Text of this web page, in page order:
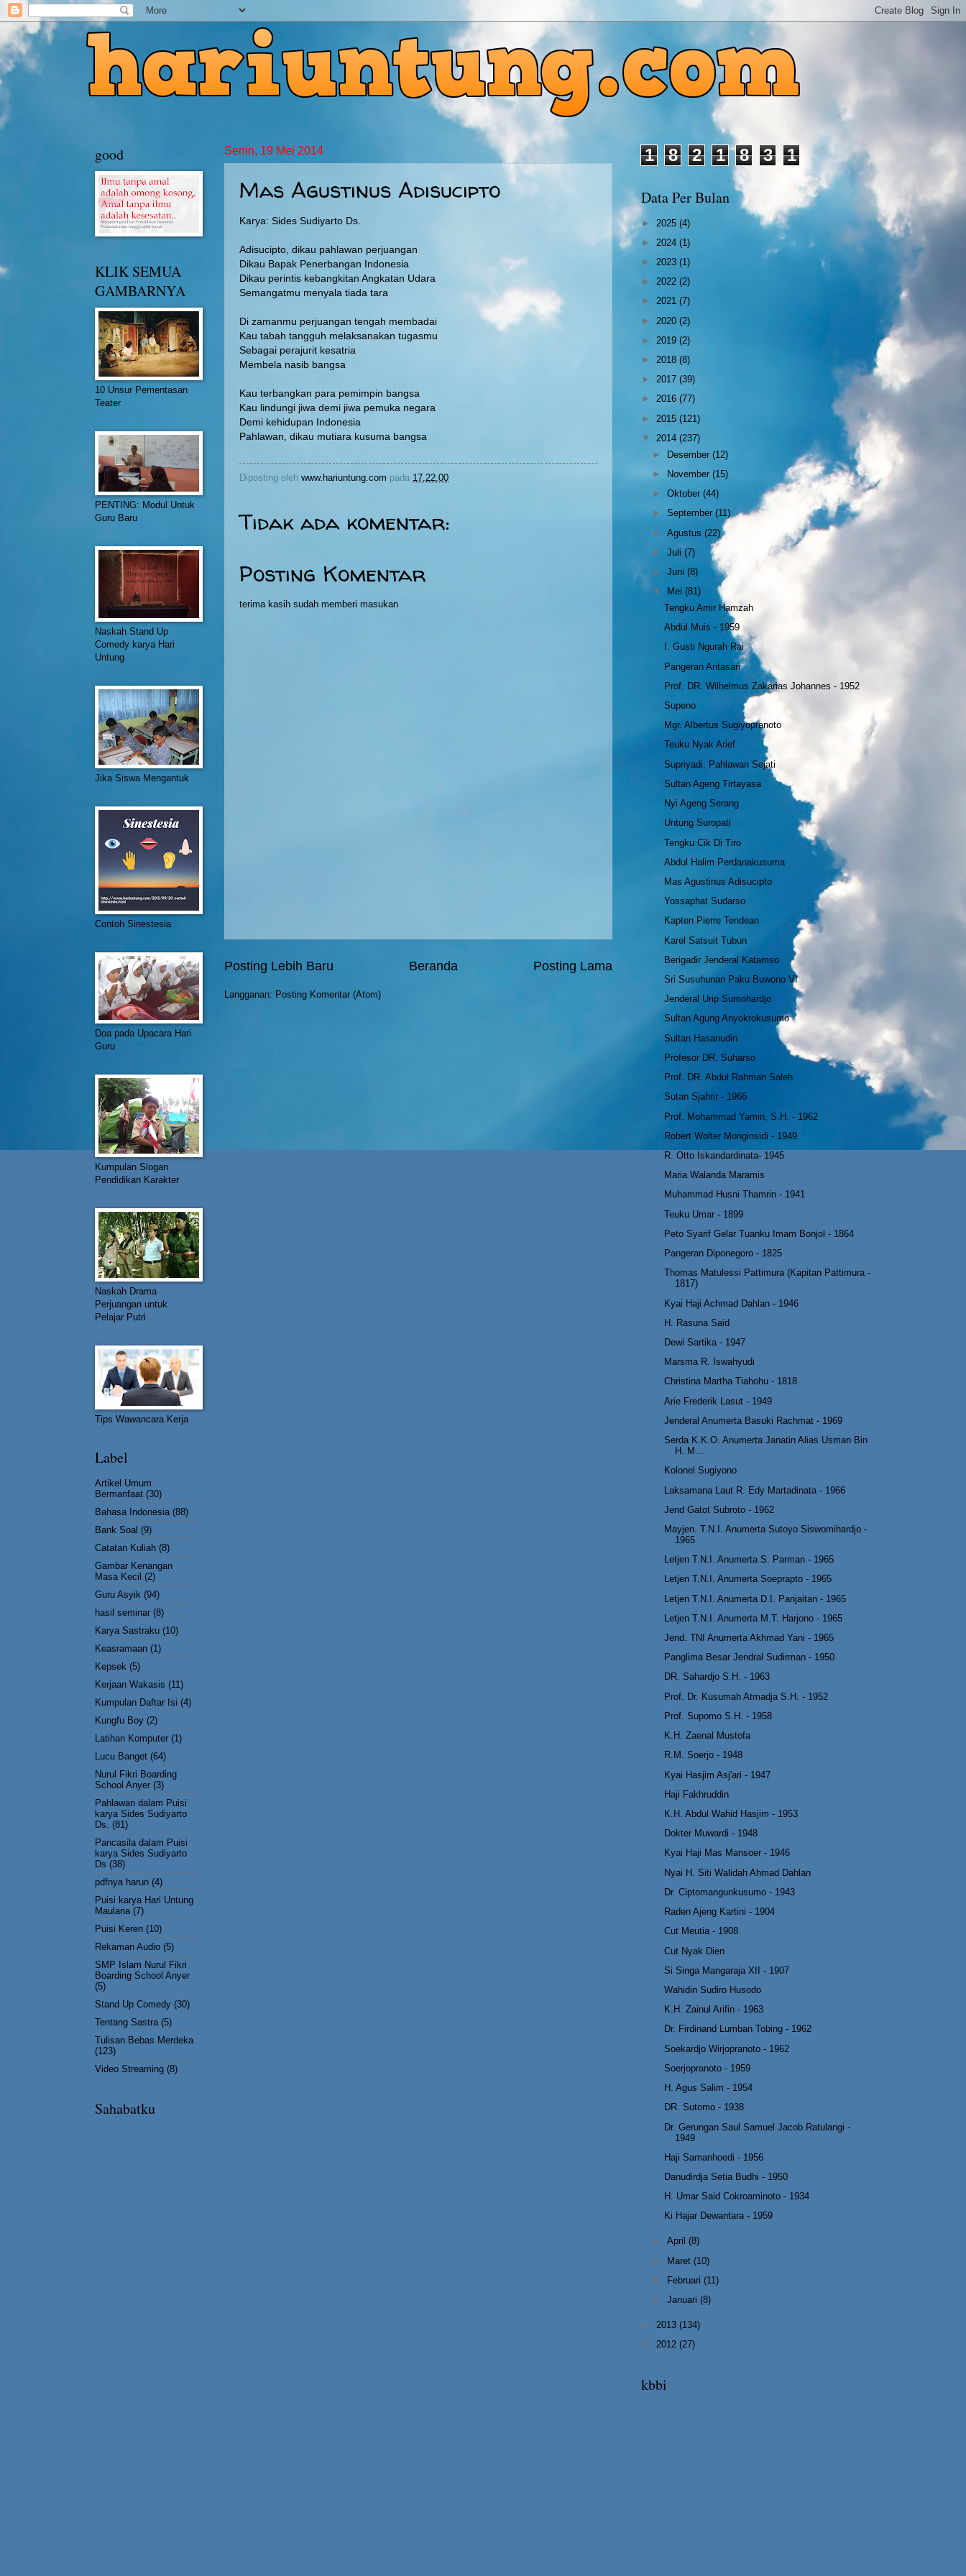
Senin, 19 Mei 2014
Mas Agustinus Adisucipto
Karya: Sides Sudiyarto Ds.
Adisucipto, dikau pahlawan perjuangan
Dikau Bapak Penerbangan Indonesia
Dikau perintis kebangkitan Angkatan Udara
Semangatmu menyala tiada tara
Di zamanmu perjuangan tengah membadai
Kau tabah tangguh melaksanakan tugasmu
Sebagai perajurit kesatria
Membela nasib bangsa
Kau terbangkan para pemimpin bangsa
Kau lindungi jiwa demi jiwa pemuka negara
Demi kehidupan Indonesia
Pahlawan, dikau mutiara kusuma bangsa
Diposting oleh www.hariuntung.com pada 17.22.00
Tidak ada komentar:
Posting Komentar
terima kasih sudah memberi masukan
Posting Lebih Baru Posting Lama
Beranda
Langganan: Posting Komentar (Atom)
good
KLIK SEMUA
GAMBARNYA
10 Unsur Pementasan
Teater
PENTING: Modul Untuk
Guru Baru
Naskah Stand Up
Comedy karya Hari
Untung
Jika Siswa Mengantuk
Contoh Sinestesia
Doa pada Upacara Hari
Guru
Kumpulan Slogan
Pendidikan Karakter
Naskah Drama
Perjuangan untuk
Pelajar Putri
Tips Wawancara Kerja
Label
Artikel Umum
Bermanfaat (30)
Bahasa Indonesia (88)
Bank Soal (9)
Catatan Kuliah (8)
Gambar Kenangan
Masa Kecil (2)
Guru Asyik (94)
hasil seminar (8)
Karya Sastraku (10)
Keasramaan (1)
Kepsek (5)
Kerjaan Wakasis (11)
Kumpulan Daftar Isi (4)
Kungfu Boy (2)
Latihan Komputer (1)
Lucu Banget (64)
Nurul Fikri Boarding
School Anyer (3)
Pahlawan dalam Puisi
karya Sides Sudiyarto
Ds. (81)
Pancasila dalam Puisi
karya Sides Sudiyarto
Ds (38)
pdfnya harun (4)
Puisi karya Hari Untung
Maulana (7)
Puisi Keren (10)
Rekaman Audio (5)
SMP Islam Nurul Fikri
Boarding School Anyer
(5)
Stand Up Comedy (30)
Tentang Sastra (5)
Tulisan Bebas Merdeka
(123)
Video Streaming (8)
Sahabatku
1 8 2 1 8 3 1
Data Per Bulan
► 2025 (4)
► 2024 (1)
► 2023 (1)
► 2022 (2)
► 2021 (7)
► 2020 (2)
► 2019 (2)
► 2018 (8)
► 2017 (39)
► 2016 (77)
► 2015 (121)
▼ 2014 (237)
► Desember(12)
►
November(15)
►Oktober(44)
►September(11)
►Agustus(22)
►Juli(7)
►Juni(8)
▼
Mei(81)
Tengku Amir Hamzah
Abdul Muis - 1959
I. Gusti Ngurah Rai
Pangeran Antasari
Prof. DR. Wilhelmus Zakarias Johannes - 1952
Supeno
Mgr. Albertus Sugiyopranoto
Teuku Nyak Arief
Supriyadi, Pahlawan Sejati
Sultan Ageng Tirtayasa
Nyi Ageng Serang
Untung Suropati
Tengku Cik Di Tiro
Abdul Halim Perdanakusuma
Mas Agustinus Adisucipto
Yossaphat Sudarso
Kapten Pierre Tendean
Karel Satsuit Tubun
Berigadir Jenderal Katamso
Sri Susuhunan Paku Buwono VI
Jenderal Urip Sumohardjo
Sultan Agung Anyokrokusumo
Sultan Hasanudin
Profesor DR. Suharso
Prof. DR. Abdul Rahman Saleh
Sutan Sjahrir - 1966
Prof. Mohammad Yamin, S.H. - 1962
Robert Wolter Monginsidi - 1949
R. Otto Iskandardinata- 1945
Maria Walanda Maramis
Muhammad Husni Thamrin - 1941
Teuku Umar - 1899
Peto Syarif Gelar Tuanku Imam Bonjol - 1864
Pangeran Diponegoro - 1825
Thomas Matulessi Pattimura (Kapitan Pattimura -
1817)
Kyai Haji Achmad Dahlan - 1946
H. Rasuna Said
Dewi Sartika - 1947
Marsma R. Iswahyudi
Christina Martha Tiahohu - 1818
Arie Frederik Lasut - 1949
Jenderal Anumerta Basuki Rachmat - 1969
Serda K.K.O. Anumerta Janatin Alias Usman Bin
H. M...
Kolonel Sugiyono
Laksamana Laut R. Edy Martadinata - 1966
Jend Gatot Subroto - 1962
Mayjen. T.N.I. Anumerta Sutoyo Siswomihardjo -
1965
Letjen T.N.I. Anumerta S. Parman - 1965
Letjen T.N.I. Anumerta Soeprapto - 1965
Letjen T.N.I. Anumerta D.I. Panjaitan - 1965
Letjen T.N.I. Anumerta M.T. Harjono - 1965
Jend. TNI Anumerta Akhmad Yani - 1965
Panglima Besar Jendral Sudirman - 1950
DR. Sahardjo S.H. - 1963
Prof. Dr. Kusumah Atmadja S.H. - 1952
Prof. Supomo S.H. - 1958
K.H. Zaenal Mustofa
R.M. Soerjo - 1948
Kyai Hasjim Asj'ari - 1947
Haji Fakhruddin
K.H. Abdul Wahid Hasjim - 1953
Dokter Muwardi - 1948
Kyai Haji Mas Mansoer - 1946
Nyai H. Siti Walidah Ahmad Dahlan
Dr. Ciptomangunkusumo - 1943
Raden Ajeng Kartini - 1904
Cut Meutia - 1908
Cut Nyak Dien
Si Singa Mangaraja XII - 1907
Wahidin Sudiro Husodo
K.H. Zainul Arifin - 1963
Dr. Firdinand Lumban Tobing - 1962
Soekardjo Wirjopranoto - 1962
Soerjopranoto - 1959
H. Agus Salim - 1954
DR. Sutomo - 1938
Dr. Gerungan Saul Samuel Jacob Ratulangi -
1949
Haji Samanhoedi - 1956
Danudirdja Setia Budhi - 1950
H. Umar Said Cokroaminoto - 1934
Ki Hajar Dewantara - 1959
►April(8)
► Maret(10)
►
Februari(11)
►Januari(8)
► 2013 (134)
► 2012 (27)
kbbi